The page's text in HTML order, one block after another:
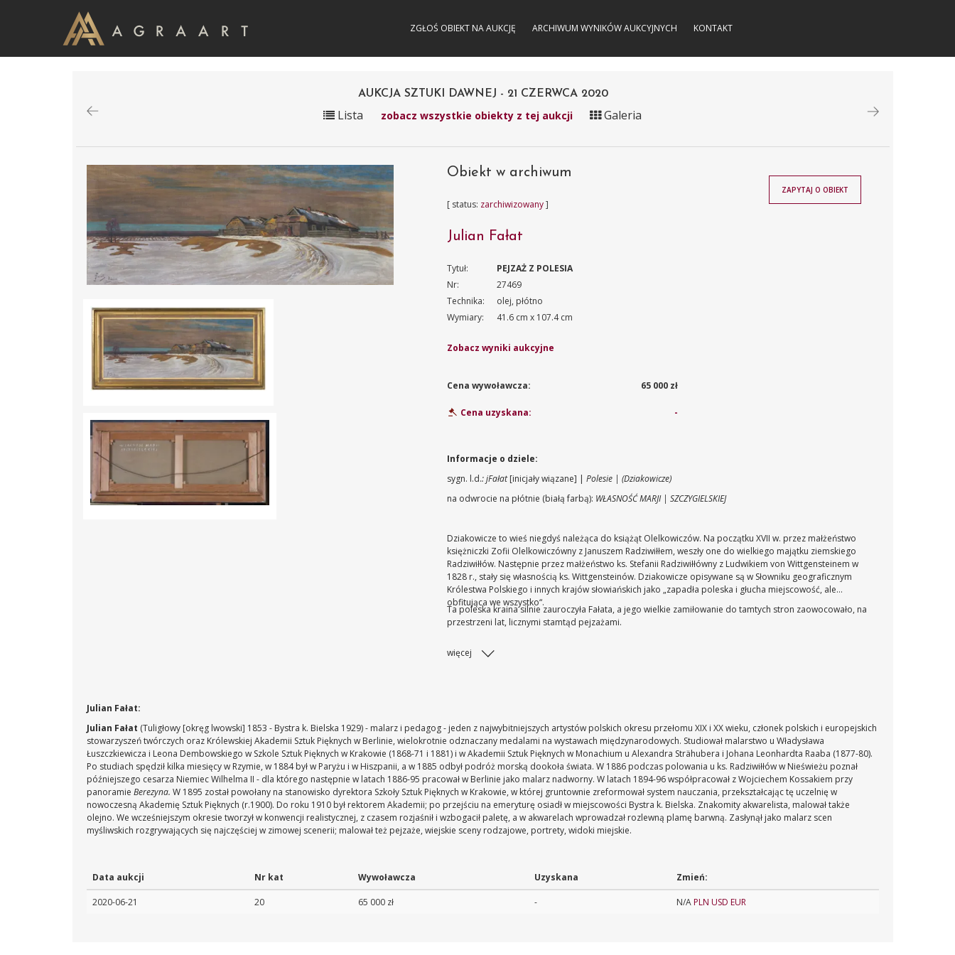
ZGŁOŚ OBIEKT NA AUKCJĘ ARCHIWUM WYNIKÓW AUKCYJNYCH KONTAKT
AUKCJA SZTUKI DAWNEJ - 21 CZERWCA 2020
Lista zobacz wszystkie obiekty z tej aukcji Galeria
Obiekt w archiwum
[ status: zarchiwizowany]
Julian Fałat
Tytuł:
PEJZAŻ Z POLESIA
Nr:
27469
Technika:
olej, płótno
Wymiary:
41.6 cm x 107.4 cm
Zobacz wyniki aukcyjne
Cena wywoławcza: 65 000 zł
Cena uzyskana: -
ZAPYTAJ O OBIEKT
Informacje o dziele:
sygn. l.d.: jFałat[inicjały wiązane] |Polesie | (Dziakowicze)
na odwrocie na płótnie (białą farbą): WŁASNOŚĆ MARJI | SZCZYGIELSKIEJ
Dziakowicze to wieś niegdyś należąca do książąt Olelkowiczów. Na początku XVII w. przez małżeństwo
księżniczki Zofii Olelkowiczówny z Januszem Radziwiłłem, weszły one do wielkiego majątku ziemskiego
Radziwiłłów. Następnie przez małżeństwo ks. Stefanii Radziwiłłówny z Ludwikiem von Wittgensteinem w
1828 r., stały się własnością ks. Wittgensteinów. Dziakowicze opisywane są w Słowniku geograficznym
Królestwa Polskiego i innych krajów słowiańskich jako „zapadła poleska i głucha miejscowość, ale
obfitująca we wszystko“.
Ta poleska kraina silnie zauroczyła Fałata, a jego wielkie zamiłowanie do tamtych stron zaowocowało, na
przestrzeni lat, licznymi stamtąd pejzażami.
więcej
Julian Fałat:
Julian Fałat (Tuligłowy [okręg lwowski] 1853 - Bystra k. Bielska 1929) - malarz i pedagog - jeden z najwybitniejszych artystów polskich okresu przełomu XIX i XX wieku, członek polskich i europejskich
stowarzyszeń twórczych oraz Królewskiej Akademii Sztuk Pięknych w Berlinie, wielokrotnie odznaczany medalami na wystawach międzynarodowych. Studiował malarstwo u Władysława
Łuszczkiewicza i Leona Dembowskiego w Szkole Sztuk Pięknych w Krakowie (1868-71 i 1881) i w Akademii Sztuk Pięknych w Monachium u Alexandra Strähubera i Johana Leonhardta Raaba (1877-80).
Po studiach spędził kilka miesięcy w Rzymie, w 1884 był w Paryżu i w Hiszpanii, a w 1885 odbył podróż morską dookoła świata. W 1886 podczas polowania u ks. Radziwiłłów w Nieświeżu poznał
późniejszego cesarza Niemiec Wilhelma II - dla którego następnie w latach 1886-95 pracował w Berlinie jako malarz nadworny. W latach 1894-96 współpracował z Wojciechem Kossakiem przy
panoramie Berezyna. W 1895 został powołany na stanowisko dyrektora Szkoły Sztuk Pięknych w Krakowie, w której gruntownie zreformował system nauczania, przekształcając tę uczelnię w
nowoczesną Akademię Sztuk Pięknych (r.1900). Do roku 1910 był rektorem Akademii; po przejściu na emeryturę osiadł w miejscowości Bystra k. Bielska. Znakomity akwarelista, malował także
olejno. We wcześniejszym okresie tworzył w konwencji realistycznej, z czasem rozjaśnił i wzbogacił paletę, a w akwarelach wprowadzał rozlewną plamę barwną. Zasłynął jako malarz scen
myśliwskich rozgrywających się najczęściej w zimowej scenerii; malował też pejzaże, wiejskie sceny rodzajowe, portrety, widoki miejskie.
Data aukcji Nr kat Wywoławcza Uzyskana Zmień:
2020-06-21 20 65 000 zł - N/APLN USD EUR